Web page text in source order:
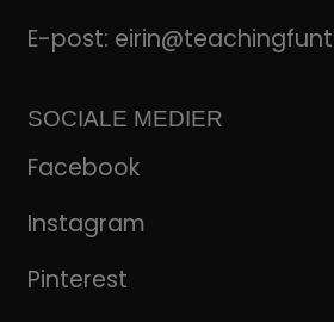
E-post:
SOCIALE MEDIER
Facebook
Instagram
Pinterest